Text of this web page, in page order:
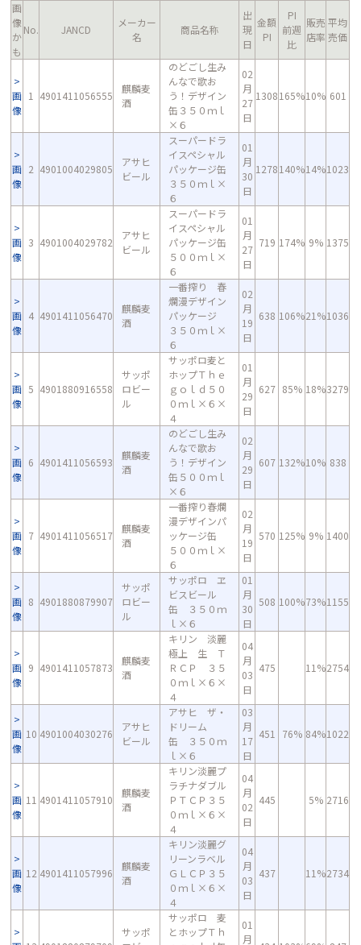
画
像
か
も
No. JANCD
メーカー
名
商品名称
出
現
日
金額
PI
PI
前週
比
販売
店率
平均
売価
画
像
1 4901411056555
麒麟麦
酒
のどごし生み
んなで歌お
う！デザイン
缶３５０ｍｌ
×６
02
月
27
日
1308165%10% 601
画
像
2 4901004029805
アサヒ
ビール
スーパードラ
イスペシャル
パッケージ缶
３５０ｍｌ×
６
01
月
30
日
1278140%14%1023
画
像
3 4901004029782
アサヒ
ビール
スーパードラ
イスペシャル
パッケージ缶
５００ｍｌ×
６
01
月
27
日
719 174% 9% 1375
画
像
4 4901411056470
麒麟麦
酒
一番搾り 春
爛漫デザイン
パッケージ
３５０ｍｌ×
６
02
月
19
日
638 106%21%1036
画
像
5 4901880916558
サッポ
ロビー
ル
サッポロ麦と
ホップＴｈｅ
ｇｏｌｄ５０
０ｍｌ×６×
４
01
月
29
日
627 85% 18%3279
画
像
6 4901411056593
麒麟麦
酒
のどごし生み
んなで歌お
う！デザイン
缶５００ｍｌ
×６
02
月
29
日
607 132%10% 838
画
像
7 4901411056517
麒麟麦
酒
一番搾り春爛
漫デザインパ
ッケージ缶
５００ｍｌ×
６
02
月
19
日
570 125% 9% 1400
画
像
8 4901880879907
サッポ
ロビー
ル
サッポロ ヱ
ビスビール
缶 ３５０ｍ
ｌ×６
01
月
30
日
508 100%73%1155
画
像
9 4901411057873
麒麟麦
酒
キリン 淡麗
極上 生 Ｔ
ＲＣＰ ３５
０ｍｌ×６×
４
04
月
03
日
475 11%2754
画
像
10 4901004030276
アサヒ
ビール
アサヒ ザ・
ドリーム
缶 ３５０ｍ
ｌ×６
03
月
17
日
451 76% 84%1022
画
像
11 4901411057910
麒麟麦
酒
キリン淡麗プ
ラチナダブル
ＰＴＣＰ３５
０ｍｌ×６×
４
04
月
02
日
445 5% 2716
画
像
12 4901411057996
麒麟麦
酒
キリン淡麗グ
リーンラベル
ＧＬＣＰ３５
０ｍｌ×６×
４
04
月
03
日
437 11%2734
サッポ
サッポロ 麦
とホップＴｈ
01
月